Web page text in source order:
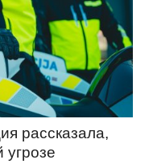
рассказала,
угрозе